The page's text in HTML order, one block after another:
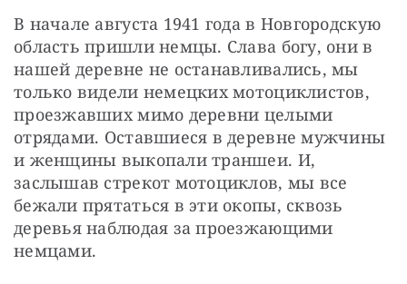
В начале августа 1941 года в Новгородскую
область пришли немцы. Слава богу, они в
нашей деревне не останавливались, мы
только видели немецких мотоциклистов,
проезжавших мимо деревни целыми
отрядами. Оставшиеся в деревне мужчины
и женщины выкопали траншеи. И,
заслышав стрекот мотоциклов, мы все
бежали прятаться в эти окопы, сквозь
деревья наблюдая за проезжающими
немцами.